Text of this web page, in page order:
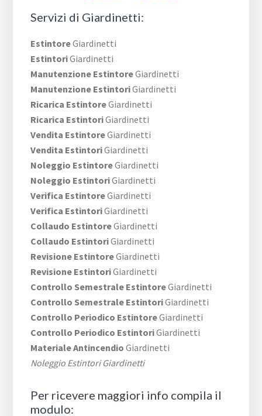
Servizi di Giardinetti:
EstintoreGiardinetti
EstintoriGiardinetti
Manutenzione EstintoreGiardinetti
Manutenzione EstintoriGiardinetti
Ricarica EstintoreGiardinetti
Ricarica EstintoriGiardinetti
Vendita EstintoreGiardinetti
Vendita EstintoriGiardinetti
Noleggio EstintoreGiardinetti
Noleggio EstintoriGiardinetti
Verifica EstintoreGiardinetti
Verifica EstintoriGiardinetti
Collaudo EstintoreGiardinetti
Collaudo EstintoriGiardinetti
Revisione EstintoreGiardinetti
Revisione EstintoriGiardinetti
Controllo Semestrale EstintoreGiardinetti
Controllo Semestrale EstintoriGiardinetti
Controllo Periodico EstintoreGiardinetti
Controllo Periodico EstintoriGiardinetti
Materiale Antincendio Giardinetti
Noleggio Estintori Giardinetti
Per ricevere maggiori info compila il
modulo: